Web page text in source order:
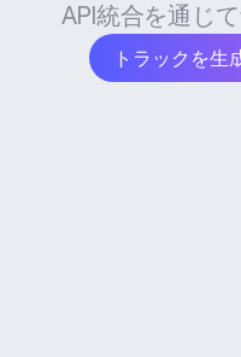
API統合を通じ
トラックを生